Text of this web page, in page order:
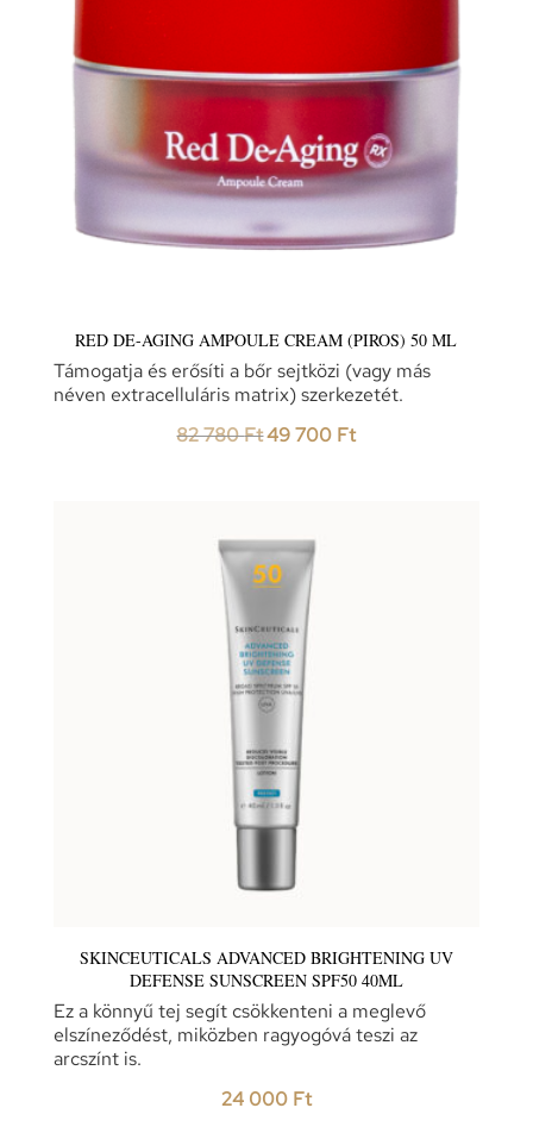
RED DE-AGING AMPOULE CREAM (PIROS) 50 ML
Támogatja és erősíti a bőr sejtközi (vagy más
néven extracelluláris matrix) szerkezetét.
82 780FtOriginal
780 Ft.
49 700 FtCurrent
SKINCEUTICALS ADVANCED BRIGHTENING UV
DEFENSE SUNSCREEN SPF50 40ML
Ez a könnyű tej segít csökkenteni a meglevő
elszíneződést, miközben ragyogóvá teszi az
arcszínt is.
24 000 Ft